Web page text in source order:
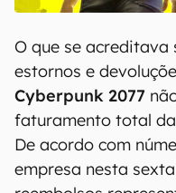
O que se acreditava
estornos e
Cyberpunk 2077
faturamento total da
De acordo com
empresa nesta